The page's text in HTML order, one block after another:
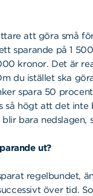
att göra små
sparande på 1
kronor. Det är
du istället ska
spara 50
så högt att det inte
bara nedslagen,
ut?
regelbundet,
över tid.